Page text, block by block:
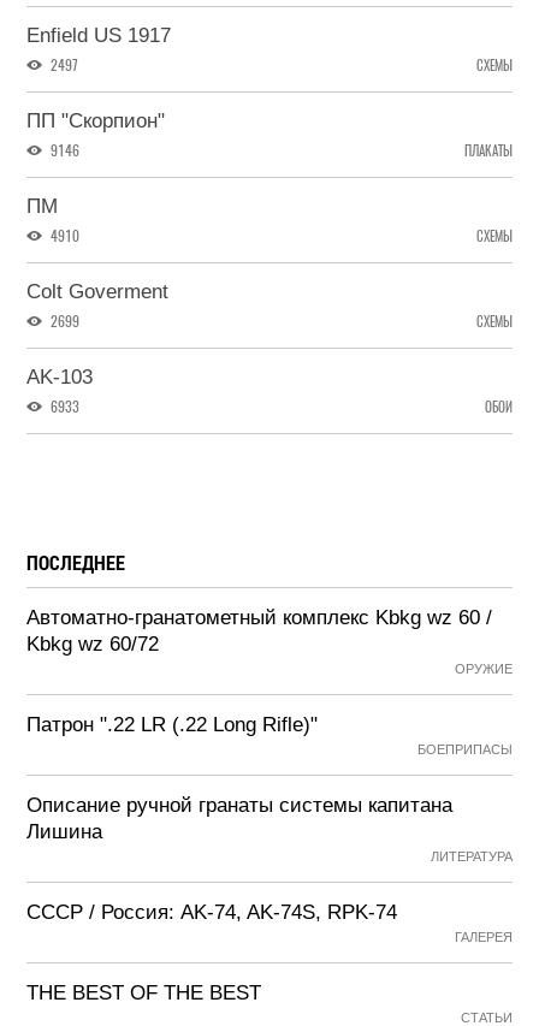
Enfield US 1917
2497 СХЕМЫ
ПП "Скорпион"
9146 ПЛАКАТЫ
ПМ
4910 СХЕМЫ
Colt Goverment
2699 СХЕМЫ
AK-103
6933 ОБОИ
ПОСЛЕДНЕЕ
Автоматно-гранатометный комплекс Kbkg wz 60 /
Kbkg wz 60/72
ОРУЖИЕ
Патрон ".22 LR (.22 Long Rifle)"
БОЕПРИПАСЫ
Описание ручной гранаты системы капитана
Лишина
ЛИТЕРАТУРА
СССР / Россия: AK-74, AK-74S, RPK-74
ГАЛЕРЕЯ
THE BEST OF THE BEST
СТАТЬИ